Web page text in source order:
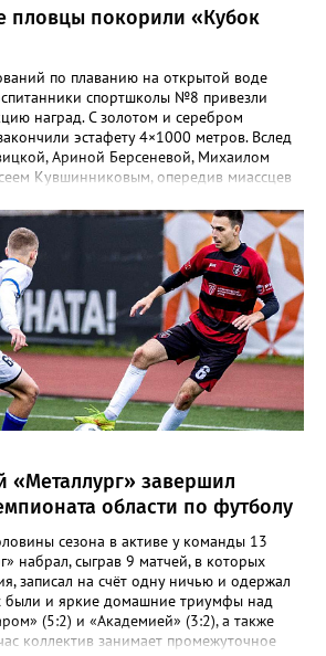
пловцы покорили «Кубок
по плаванию на открытой воде
спортшколы №8 привезли
наград. С золотом и серебром
эстафету 4×1000 метров. Вслед
Ариной Берсеневой, Михаилом
Кувшинниковым, опередив миассцев
Дмитрий Векшин и Макар Смирнов.
среди девушек 14–16 лет забрала
отстала от неё Софья Новикова. На трёх
среди юношей первым стал
— Михаил Придатченко. А в
3000 метров пьедестал оказался
На него поднялись Софья
и Елизавета Дубовицкая. Всего
старт вышли 155 спортсменов из
Пласта и Южноуральска.
«Металлург» завершил
области по футболу
сезона в активе у команды 13
набрал, сыграв 9 матчей, в которых
записал на счёт одну ничью и одержал
были и яркие домашние триумфы над
(5:2) и «Академией» (3:2), а также
коллектив занимает промежуточное